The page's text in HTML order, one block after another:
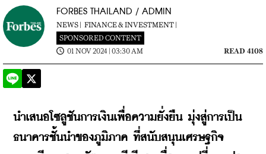
FORBES THAILAND / ADMIN
NEWS | FINANCE & INVESTMENT |
SPONSORED CONTENT
01 NOV 2024 | 03:30 AM
READ 4108
​นำเสนอโซลูชันการเงินเพื่อความยั่งยืน มุ่งสู่การเป็น
ธนาคารชั้นนำของภูมิภาค ที่สนับสนุนเศรษฐกิจ